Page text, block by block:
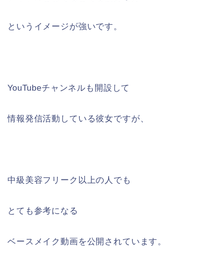
というイメージが強いです。
YouTubeチャンネルも開設して
情報発信活動している彼女ですが、
中級美容フリーク以上の人でも
とても参考になる
ベースメイク動画を公開されています。